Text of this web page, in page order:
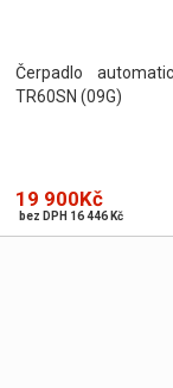
Čerpadlo
TR60SN (09G)
19 900Kč
bez DPH 16 446 Kč